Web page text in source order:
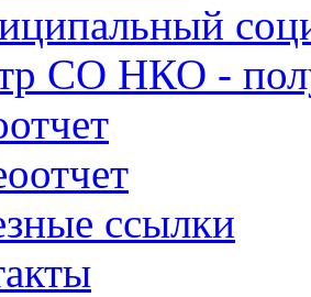
СО НКО -
ссылки